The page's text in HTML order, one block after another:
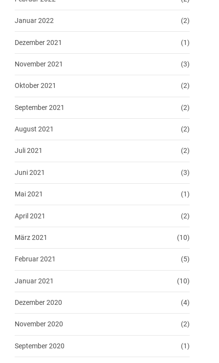
Januar 2022 (2)
Dezember 2021 (1)
November 2021 (3)
Oktober 2021 (2)
September 2021 (2)
August 2021 (2)
Juli 2021 (2)
Juni 2021 (3)
Mai 2021 (1)
April 2021 (2)
März 2021 (10)
Februar 2021 (5)
Januar 2021 (10)
Dezember 2020 (4)
November 2020 (2)
September 2020 (1)